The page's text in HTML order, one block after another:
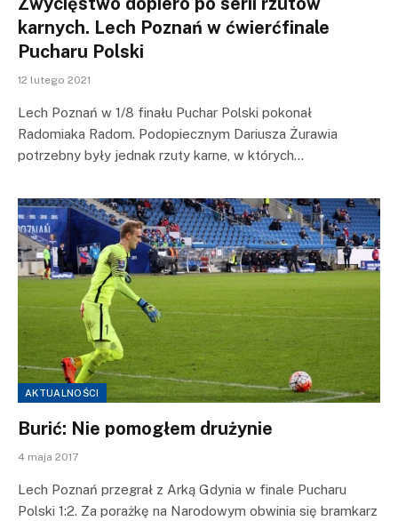
karnych. Lech Poznań w ćwierćfinale
Pucharu Polski
12 lutego 2021
Lech Poznań w 1/8 finału Puchar Polski pokonał
Radomiaka Radom. Podopiecznym Dariusza Żurawia
potrzebny były jednak rzuty karne, w których…
AKTUALNOŚCI
Burić: Nie pomogłem drużynie
4 maja 2017
Lech Poznań przegrał z Arką Gdynia w finale Pucharu
Polski 1:2. Za porażkę na Narodowym obwinia się bramkarz